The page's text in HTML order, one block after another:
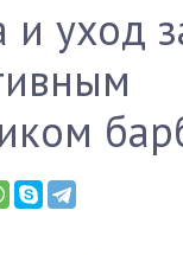
и уход